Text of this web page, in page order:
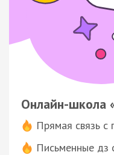
Онлайн-школа
Прямая связь с
Письменные дз